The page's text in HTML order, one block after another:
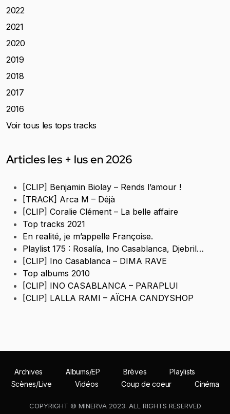
2022
2021
2020
2019
2018
2017
2016
Voir tous les tops tracks
Articles les + lus en 2026
[CLIP] Benjamin Biolay – Rends l’amour !
[TRACK] Arca M – Déjà
[CLIP] Coralie Clément – La belle affaire
Top tracks 2021
En realité, je m’appelle Françoise.
Playlist 175 : Rosalía, Ino Casablanca, Djebril…
[CLIP] Ino Casablanca – DIMA RAVE
Top albums 2010
[CLIP] INO CASABLANCA – PARAPLUI
[CLIP] LALLA RAMI – AÏCHA CANDYSHOP
Archives Albums/EP Brèves
Playlists
Scènes/Live
Vidéos Coup de coeur Cinéma
COPYRIGHT © MINERVA 2023. ALL RIGHTS RESERVED